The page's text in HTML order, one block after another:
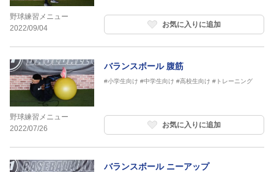
野球練習メニュー
2022/09/04
お気に入りに追加
野球練習メニュー
2022/07/26
バランスボール 腹筋
#小学生向け #中学生向け #高校生向け #トレーニング
お気に入りに追加
バランスボール ニーアップ